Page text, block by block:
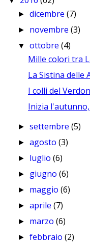
►dicembre(7)
► novembre(3)
▼ottobre(4)
Mille colori tra
La Sistina delle
I colli del Verdon
Inizia
►settembre(5)
►agosto(3)
► luglio(6)
► giugno(6)
► maggio(6)
►aprile(7)
► marzo(6)
►febbraio(2)